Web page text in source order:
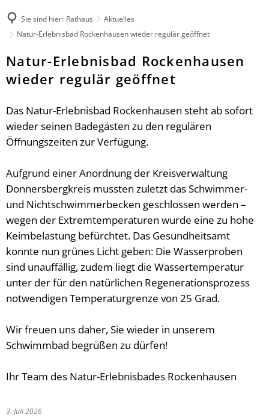
Unsere Verbandsgemeinde
Unsere Ortsgemeinden
Natur-Erlebnisbad
Verbandsgemeindewerke
Heiraten
Vereine
Sprechtage der Deutschen
Feuerwehren
Umwelt, Planen, Bauen
Mobilität (ÖPNV)
Links mit Bezug zur jüdischen
Bürgerbus
Ratsinformationssystem
Aktuelles
Was erledige ich wo?
Mitarbeitende der Verwaltung
Finanzen & Satzungen
Notfallvorsorge
Stellenanzeigen & Praktika
Ausschreibungen
Termine für das Bürgerbüro
Organigramm
Fundbüro
Kultur & Tourismus
Radfahren
Aktiv & Unterwegs
Gästeführungen
Veranstaltungen
Gastronomie
Regionale Produkte
Veranstaltungen melden
Sie sind hier: Rathaus
Aktuelles
Natur-Erlebnisbad Rockenhausen wieder regulär geöffnet
Natur-Erlebnisbad Rockenhausen
wieder regulär geöffnet
Das Natur-Erlebnisbad Rockenhausen steht ab sofort
wieder seinen Badegästen zu den regulären
Öffnungszeiten zur Verfügung.
Aufgrund einer Anordnung der Kreisverwaltung
Donnersbergkreis mussten zuletzt das Schwimmer-
und Nichtschwimmerbecken geschlossen werden –
wegen der Extremtemperaturen wurde eine zu hohe
Keimbelastung befürchtet. Das Gesundheitsamt
konnte nun grünes Licht geben: Die Wasserproben
sind unauffällig, zudem liegt die Wassertemperatur
unter der für den natürlichen Regenerationsprozess
notwendigen Temperaturgrenze von 25 Grad.
Wir freuen uns daher, Sie wieder in unserem
Schwimmbad begrüßen zu dürfen!
Ihr Team des Natur-Erlebnisbades Rockenhausen
3. Juli 2026